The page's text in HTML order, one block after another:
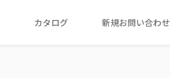
カタログ 新規お問い合わせ